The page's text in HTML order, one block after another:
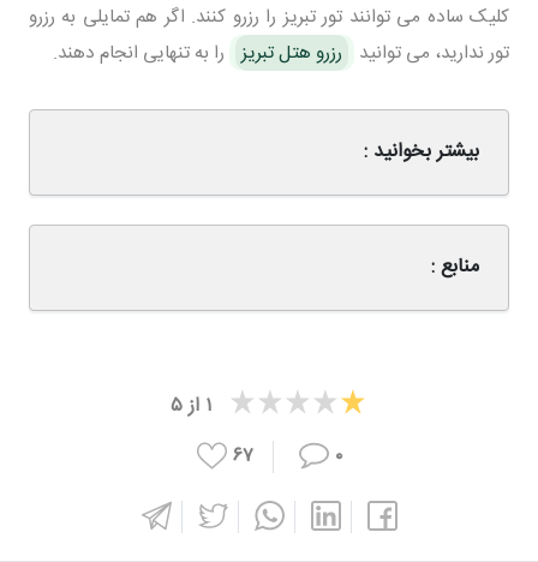
کلیک ساده می توانند تور تبریز را رزرو کنند. اگر هم تمایلی به رزرو
تور ندارید، می توانید
رزرو هتل تبریز را به تنهایی انجام دهند.
بیشتر بخوانید :
منابع :
۱ از۵
۰
۶۷